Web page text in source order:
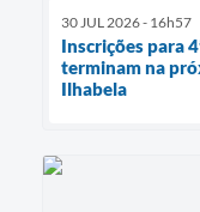
30 JUL 2026 - 16h57
Inscrições para
terminam na
Ilhabela